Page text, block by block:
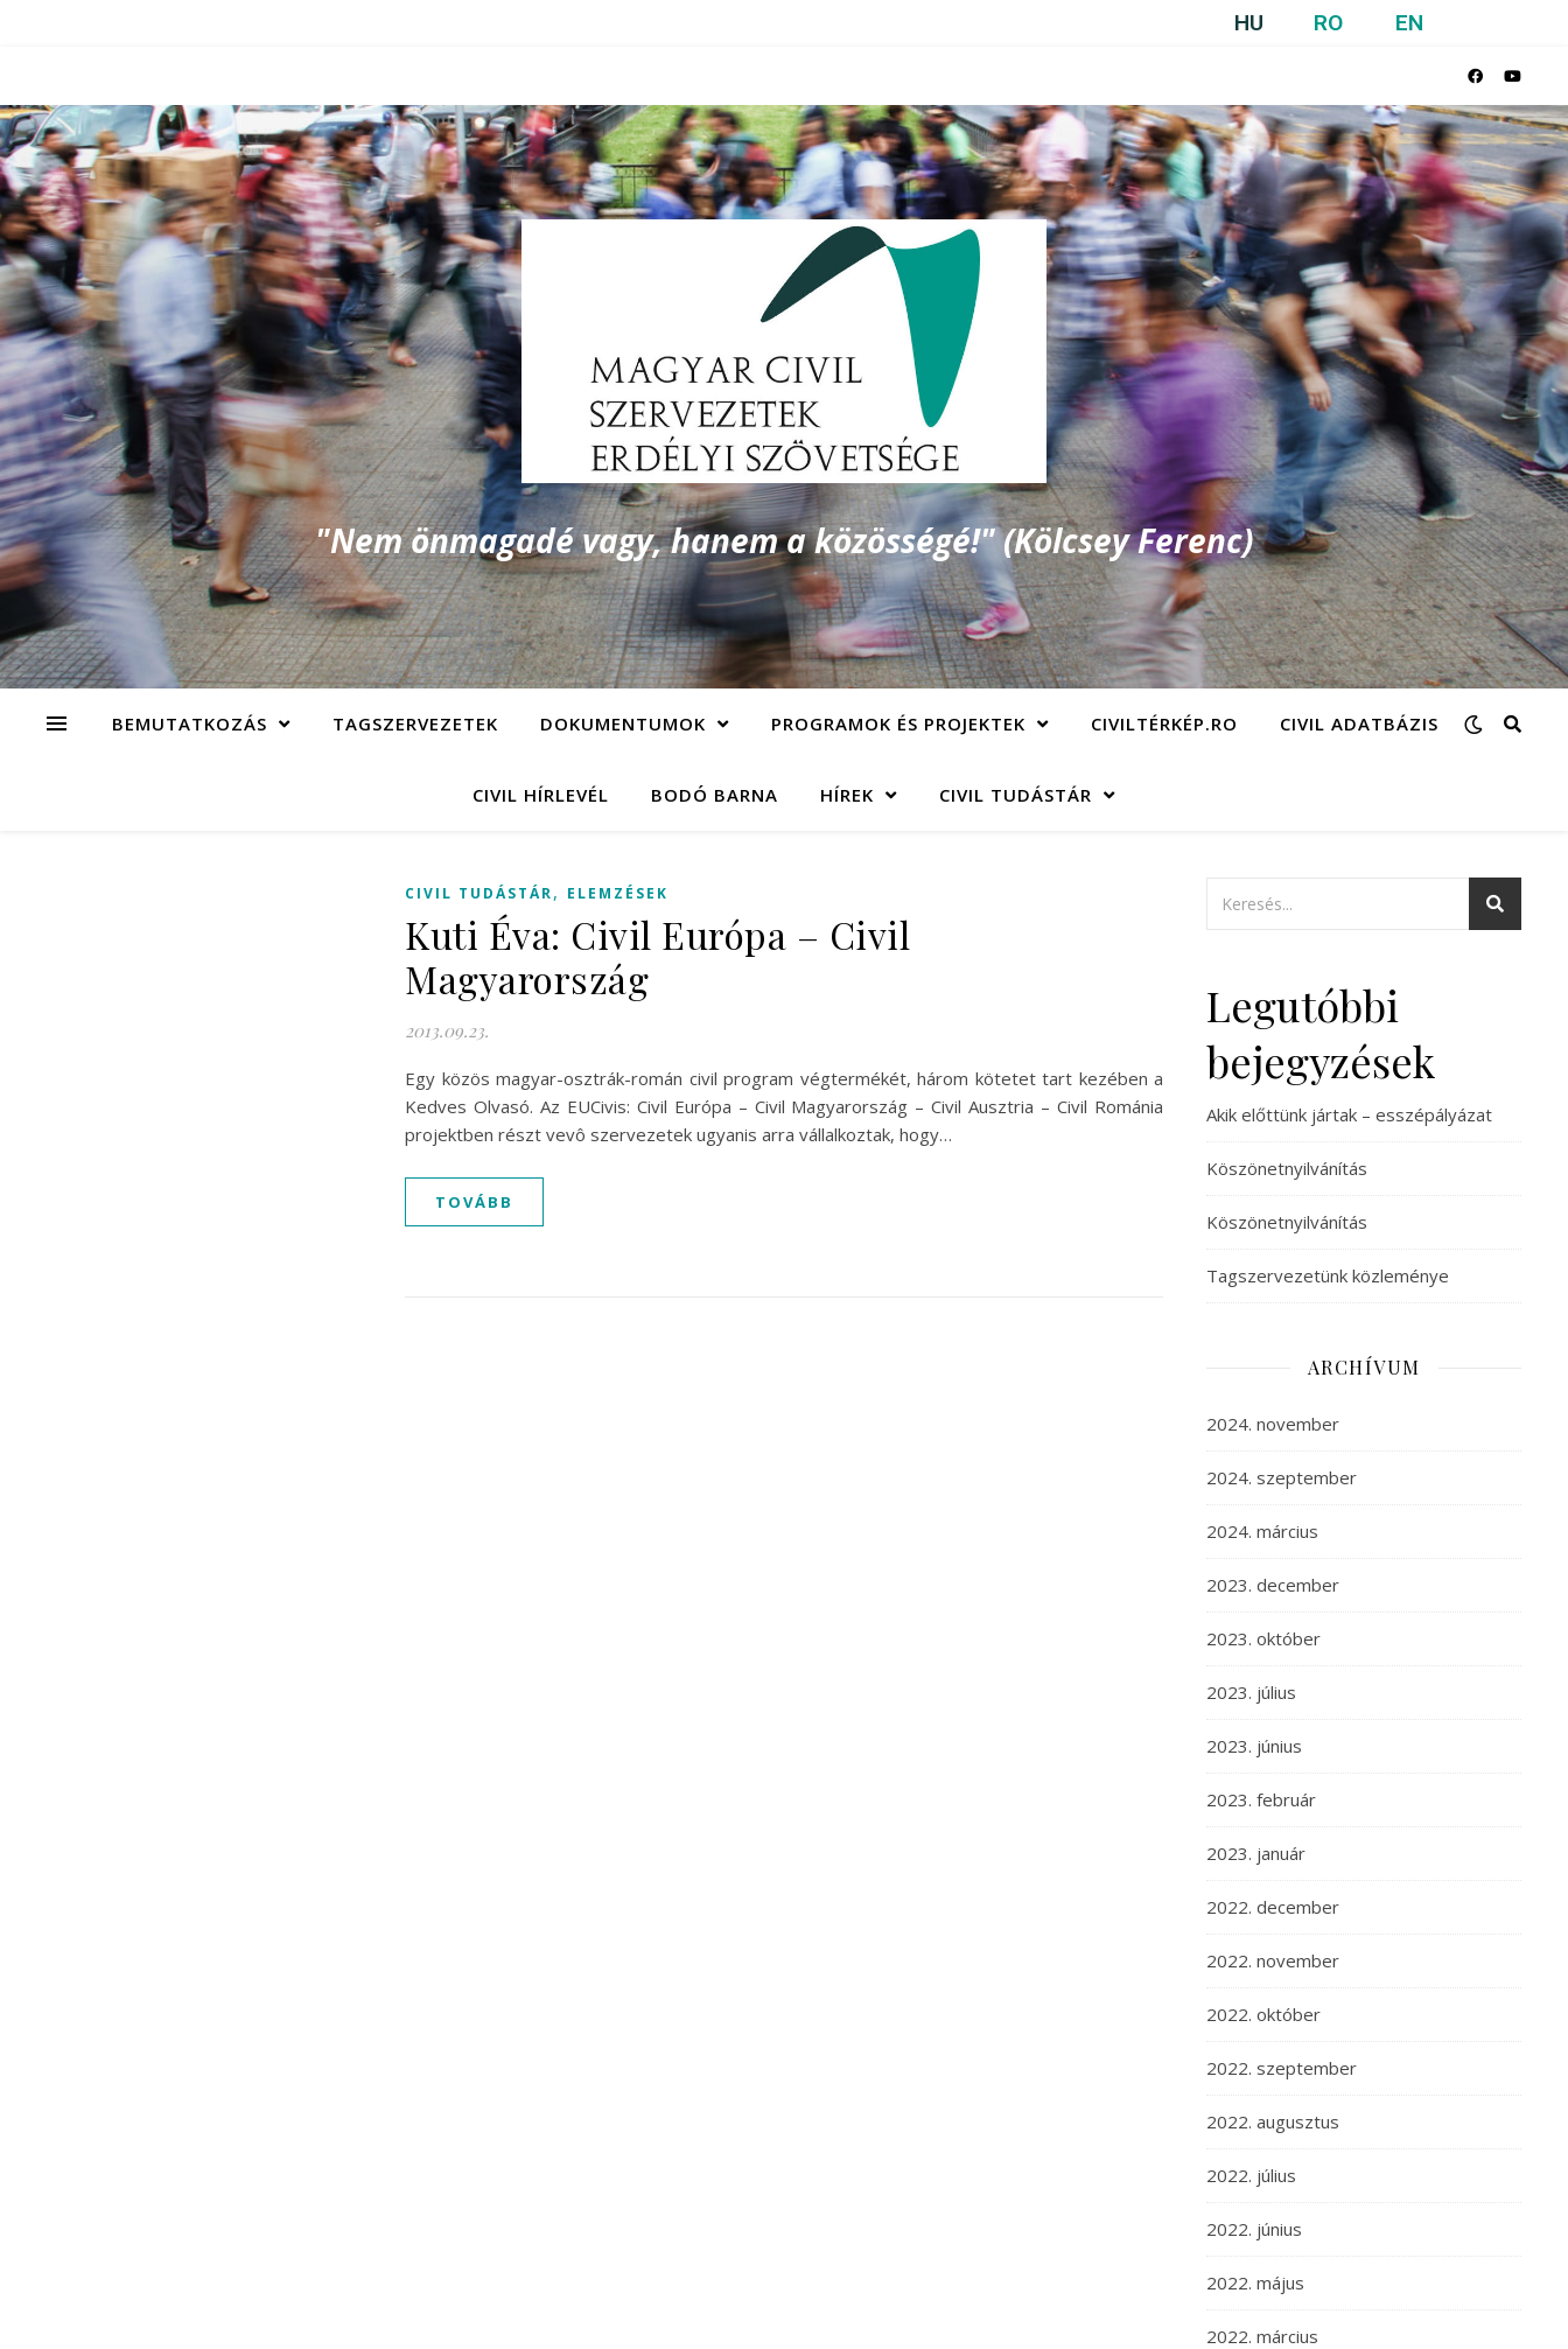
HU RO EN
"Nem önmagadé vagy, hanem a közösségé!" (Kölcsey Ferenc)
BEMUTATKOZÁS TAGSZERVEZETEK DOKUMENTUMOK PROGRAMOK ÉS PROJEKTEK CIVILTÉRKÉP.RO CIVIL ADATBÁZIS
CIVIL HÍRLEVÉL BODÓ BARNA HÍREK CIVIL TUDÁSTÁR
CIVIL TUDÁSTÁR, ELEMZÉSEK
Kuti Éva: Civil Európa – Civil
Magyarország
2013.09.23.
Egy közös magyar-osztrák-román civil program végtermékét, három kötetet tart kezében a
Kedves Olvasó. Az EUCivis: Civil Európa – Civil Magyarország – Civil Ausztria – Civil Románia
projektben részt vevô szervezetek ugyanis arra vállalkoztak, hogy…
TOVÁBB
Legutóbbi
bejegyzések
Akik előttünk jártak – esszépályázat
Köszönetnyilvánítás
Köszönetnyilvánítás
Tagszervezetünk közleménye
ARCHÍVUM
2024. november
2024. szeptember
2024. március
2023. december
2023. október
2023. július
2023. június
2023. február
2023. január
2022. december
2022. november
2022. október
2022. szeptember
2022. augusztus
2022. július
2022. június
2022. május
2022. március